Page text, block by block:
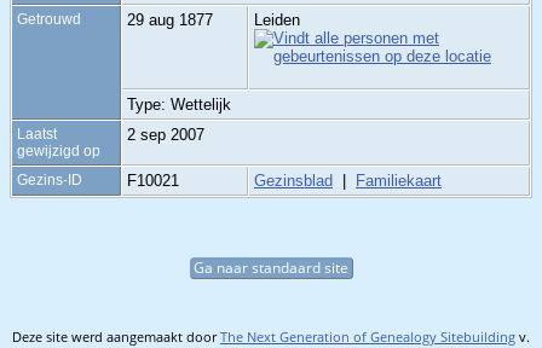
Getrouwd 29 aug 1877 Leiden
Type: Wettelijk
Laatst
gewijzigd op
2 sep 2007
Gezins-ID F10021 Gezinsblad Familiekaart
Ga naar standaard site
Deze site werd aangemaakt doorThe Next Generation of Genealogy Sitebuilding v.